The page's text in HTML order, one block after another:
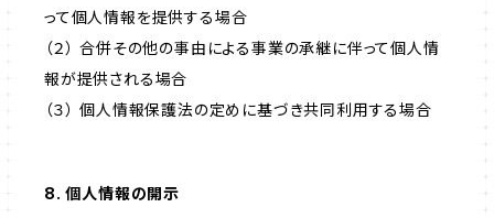
って個人情報を提供する場合
（２） 合併その他の事由による事業の承継に伴って個人情
報が提供される場合
（３） 個人情報保護法の定めに基づき共同利用する場合
8. 個人情報の開示